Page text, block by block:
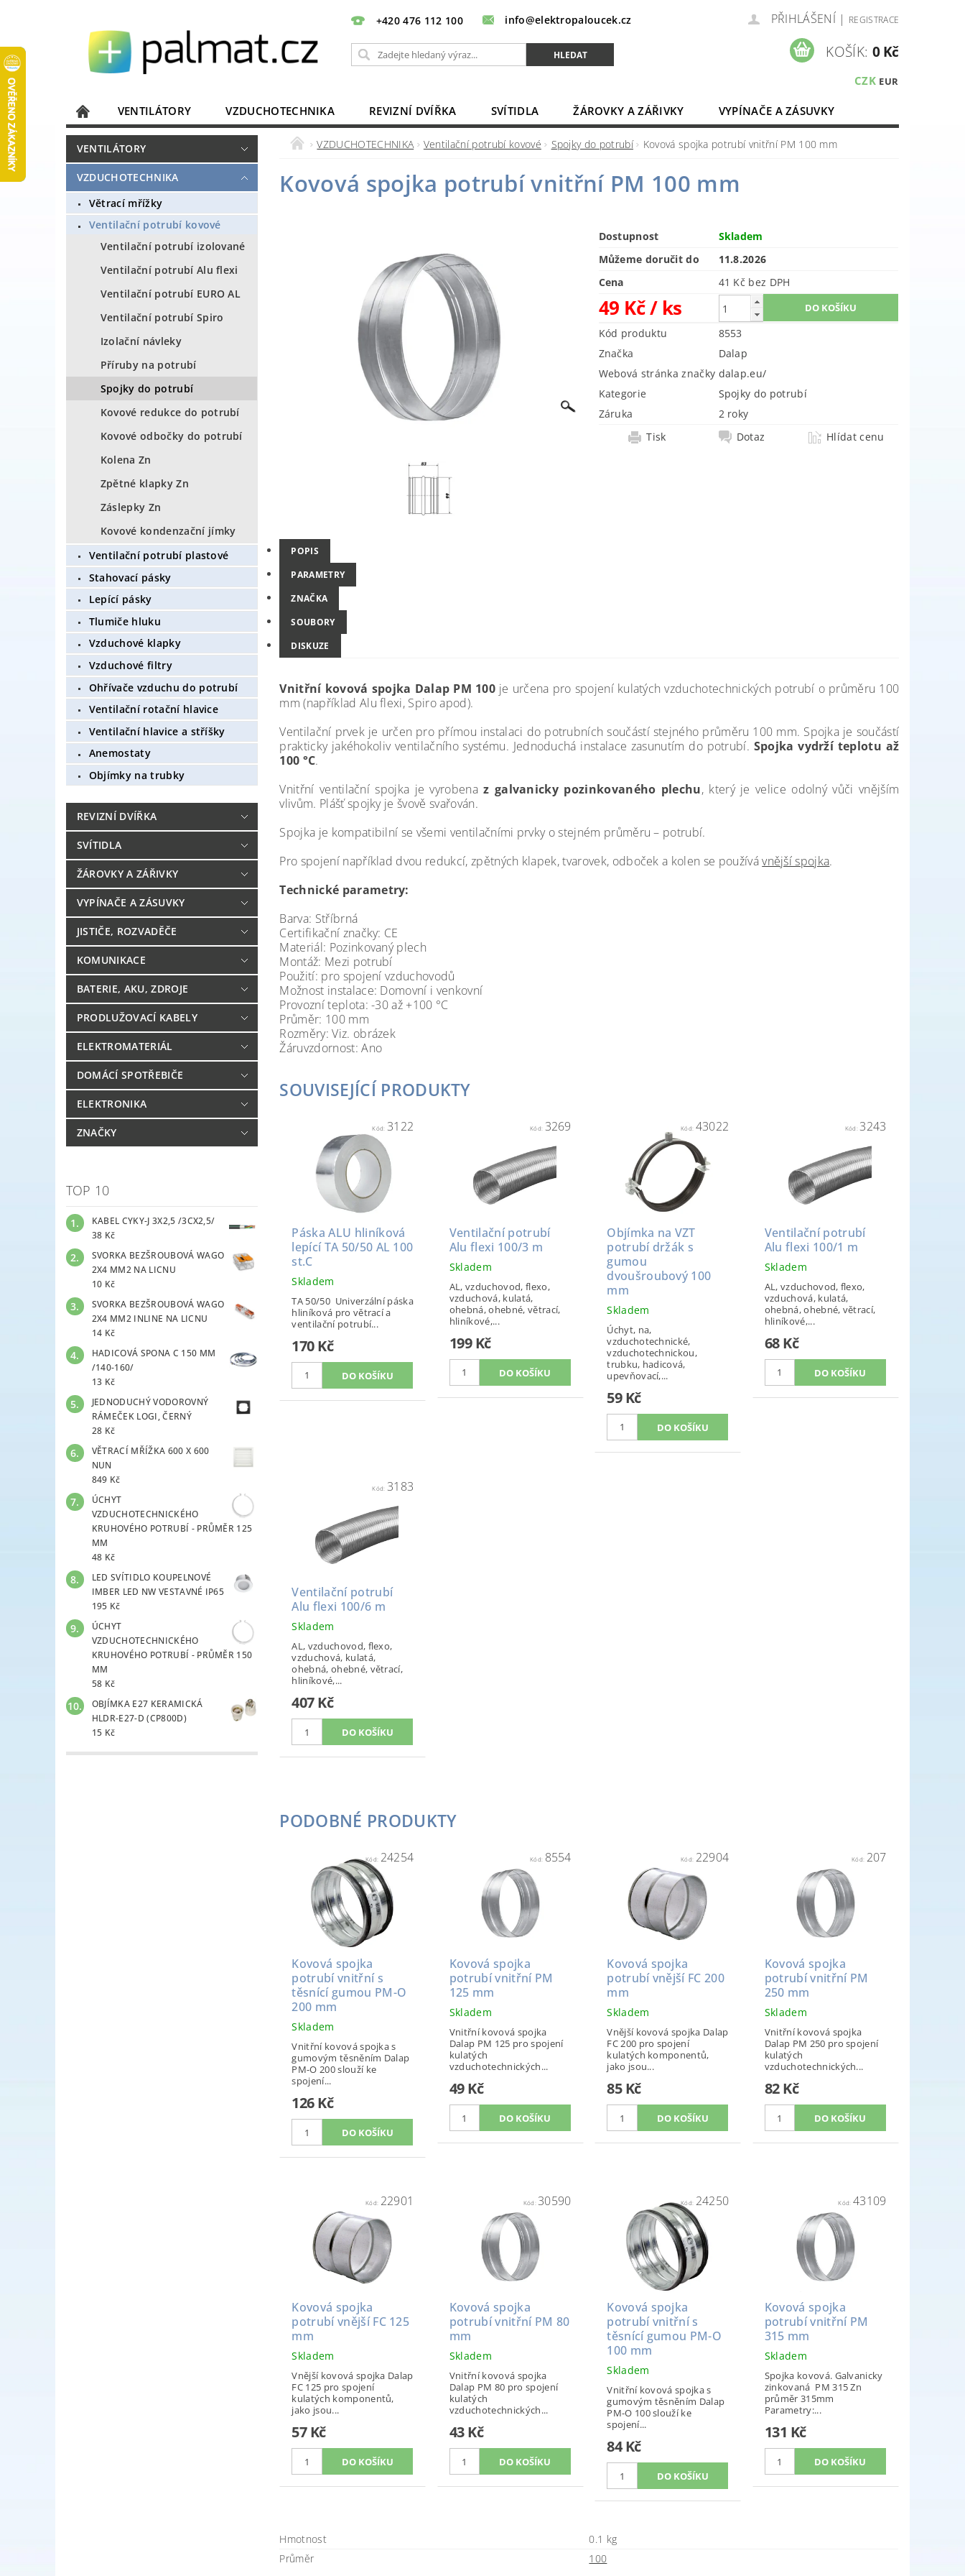
+420 476 112 100 info@elektropaloucek.cz PŘIHLÁŠENÍ | REGISTRACE
CZK EUR
KOŠÍK: 0 Kč
VENTILÁTORY VZDUCHOTECHNIKA REVIZNÍ DVÍŘKA SVÍTIDLA ŽÁROVKY A ZÁŘIVKY
VYPÍNAČE A ZÁSUVKY
JISTIČE, ROZVADĚČE
KOMUNIKACE
DOMÁCÍ SPOTŘEBIČE
ELEKTRONIKA
VENTILÁTORY
VZDUCHOTECHNIKA
Větrací mřížky
Ventilační potrubí kovové
Ventilační potrubí izolované
Ventilační potrubí Alu flexi
Ventilační potrubí EURO AL
Ventilační potrubí Spiro
Izolační návleky
Příruby na potrubí
Spojky do potrubí
Kovové redukce do potrubí
Kovové odbočky do potrubí
Kolena Zn
Zpětné klapky Zn
Záslepky Zn
Kovové kondenzační jímky
Ventilační potrubí plastové
Stahovací pásky
Lepící pásky
Tlumiče hluku
Vzduchové klapky
Vzduchové filtry
Ohřívače vzduchu do potrubí
Ventilační rotační hlavice
Ventilační hlavice a stříšky
Anemostaty
Objímky na trubky
REVIZNÍ DVÍŘKA
SVÍTIDLA
ŽÁROVKY A ZÁŘIVKY
VYPÍNAČE A ZÁSUVKY
JISTIČE, ROZVADĚČE
KOMUNIKACE
BATERIE, AKU, ZDROJE
PRODLUŽOVACÍ KABELY
ELEKTROMATERIÁL
DOMÁCÍ SPOTŘEBIČE
ELEKTRONIKA
ZNAČKY
TOP 10
KABEL CYKY-J 3X2,5 /3CX2,5/
38 Kč
SVORKA BEZŠROUBOVÁ WAGO
2X4 MM2 NA LICNU
10 Kč
SVORKA BEZŠROUBOVÁ WAGO
2X4 MM2 INLINE NA LICNU
14 Kč
HADICOVÁ SPONA C 150 MM
/140-160/
13 Kč
JEDNODUCHÝ VODOROVNÝ
RÁMEČEK LOGI, ČERNÝ
28 Kč
VĚTRACÍ MŘÍŽKA 600 X 600
NUN
849 Kč
ÚCHYT
VZDUCHOTECHNICKÉHO
KRUHOVÉHO POTRUBÍ - PRŮMĚR 125
MM
48 Kč
LED SVÍTIDLO KOUPELNOVÉ
IMBER LED NW VESTAVNÉ IP65
195 Kč
ÚCHYT
VZDUCHOTECHNICKÉHO
KRUHOVÉHO POTRUBÍ - PRŮMĚR 150
MM
58 Kč
OBJÍMKA E27 KERAMICKÁ
HLDR-E27-D (CP800D)
15 Kč
VZDUCHOTECHNIKA Ventilační potrubí kovové Spojky do potrubí Kovová spojka potrubí vnitřní PM 100 mm
Kovová spojka potrubí vnitřní PM 100 mm
Dostupnost
Skladem
Můžeme doručit do
11.8.2026
Cena
41 Kč bez DPH
49 Kč/ ks
Kód produktu
8553
Značka
Dalap
Webová stránka značky dalap.eu/
Kategorie
Spojky do potrubí
Záruka
2 roky
Tisk
Dotaz Hlídat cenu
POPIS
PARAMETRY
ZNAČKA
SOUBORY
DISKUZE
Vnitřní kovová spojka Dalap PM 100je určena pro spojení kulatých vzduchotechnických potrubí o průměru 100
mm (například Alu flexi, Spiro apod).
Ventilační prvek je určen pro přímou instalaci do potrubních součástí stejného průměru 100 mm. Spojka je součástí
prakticky jakéhokoliv ventilačního systému. Jednoduchá instalace zasunutím do potrubí. Spojka vydrží teplotu až
100 °C.
Vnitřní ventilační spojka je vyrobenaz galvanicky pozinkovaného plechu, který je velice odolný vůči vnějším
vlivům. Plášť spojky je švově svařován.
Spojka je kompatibilní se všemi ventilačními prvky o stejném průměru – potrubí.
Pro spojení například dvou redukcí, zpětných klapek, tvarovek, odboček a kolen se používávnější spojka.
Technické parametry:
Barva: Stříbrná
Certifikační značky: CE
Materiál: Pozinkovaný plech
Montáž: Mezi potrubí
Použití: pro spojení vzduchovodů
Možnost instalace: Domovní i venkovní
Provozní teplota: -30 až +100 °C
Průměr: 100 mm
Rozměry: Viz. obrázek
Žáruvzdornost: Ano
SOUVISEJÍCÍ PRODUKTY
Kód: 3122
Páska ALU hliníková
lepící TA 50/50 AL 100
st.C
Skladem
TA 50/50 Univerzální páska
hliníková pro větrací a
ventilační potrubí...
170 Kč
Kód: 3269
Ventilační potrubí
Alu flexi 100/3 m
Skladem
AL, vzduchovod, flexo,
vzduchová, kulatá,
ohebná, ohebné, větrací,
hliníkové,...
199 Kč
Kód: 43022
Objímka na VZT
potrubí držák s
gumou
dvoušroubový 100
mm
Skladem
Úchyt, na,
vzduchotechnické,
vzduchotechnickou,
trubku, hadicová,
upevňovací,...
59 Kč
Kód: 3243
Ventilační potrubí
Alu flexi 100/1 m
Skladem
AL, vzduchovod, flexo,
vzduchová, kulatá,
ohebná, ohebné, větrací,
hliníkové,...
68 Kč
Kód: 3183
Ventilační potrubí
Alu flexi 100/6 m
Skladem
AL, vzduchovod, flexo,
vzduchová, kulatá,
ohebná, ohebné, větrací,
hliníkové,...
407 Kč
PODOBNÉ PRODUKTY
Kód: 24254
Kovová spojka
potrubí vnitřní s
těsnící gumou PM-O
200 mm
Skladem
Vnitřní kovová spojka s
gumovým těsněním Dalap
PM-O 200 slouží ke
spojení...
126 Kč
Kód: 8554
Kovová spojka
potrubí vnitřní PM
125 mm
Skladem
Vnitřní kovová spojka
Dalap PM 125 pro spojení
kulatých
vzduchotechnických...
49 Kč
Kód: 22904
Kovová spojka
potrubí vnější FC 200
mm
Skladem
Vnější kovová spojka Dalap
FC 200 pro spojení
kulatých komponentů,
jako jsou...
85 Kč
Kód: 207
Kovová spojka
potrubí vnitřní PM
250 mm
Skladem
Vnitřní kovová spojka
Dalap PM 250 pro spojení
kulatých
vzduchotechnických...
82 Kč
Kód: 22901
Kovová spojka
potrubí vnější FC 125
mm
Skladem
Vnější kovová spojka Dalap
FC 125 pro spojení
kulatých komponentů,
jako jsou...
57 Kč
Kód: 30590
Kovová spojka
potrubí vnitřní PM 80
mm
Skladem
Vnitřní kovová spojka
Dalap PM 80 pro spojení
kulatých
vzduchotechnických...
43 Kč
Kód: 24250
Kovová spojka
potrubí vnitřní s
těsnící gumou PM-O
100 mm
Skladem
Vnitřní kovová spojka s
gumovým těsněním Dalap
PM-O 100 slouží ke
spojení...
84 Kč
Kód:43109
Kovová spojka
potrubí vnitřní PM
315 mm
Skladem
Spojka kovová. Galvanicky
zinkovaná PM 315 Zn
průměr 315mm
Parametry:...
131 Kč
Hmotnost
0.1 kg
Průměr
100